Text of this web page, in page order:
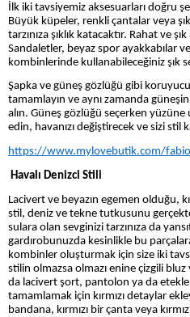
İlk iki tavsiyemiz aksesuarları doğru
Büyük küpeler, renkli çantalar veya
tarzınıza şıklık katacaktır. Rahat ve
Sandaletler, beyaz spor ayakkabılar
kombinlerinde kullanabileceğiniz şık
Şapka ve güneş gözlüğü gibi koruyucu
tamamlayın ve aynı zamanda
alın. Güneş gözlüğü seçerken
edin, havanızı değiştirecek ve sizi
https://www.mylovebutik.com/
Havalı Denizci Stili
Lacivert ve beyazın egemen olduğu,
stil, deniz ve tekne tutkusunu
sulara olan sevginizi tarzınıza da
gardırobunuzda kesinlikle bu
kombinler oluşturmak için size iki
stilin olmazsa olmazı enine çizgili
da lacivert şort, pantolon ya da
tamamlamak için kırmızı detaylar
bandana, kırmızı bir çanta veya